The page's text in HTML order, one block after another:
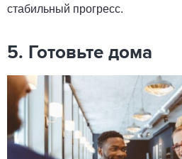
стабильный прогресс.
5. Готовьте дома